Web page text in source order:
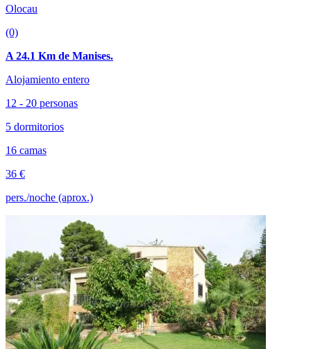
Olocau
(0)
A 24.1 Km de Manises.
Alojamiento entero
12 - 20 personas
5 dormitorios
16 camas
36 €
pers./noche (aprox.)